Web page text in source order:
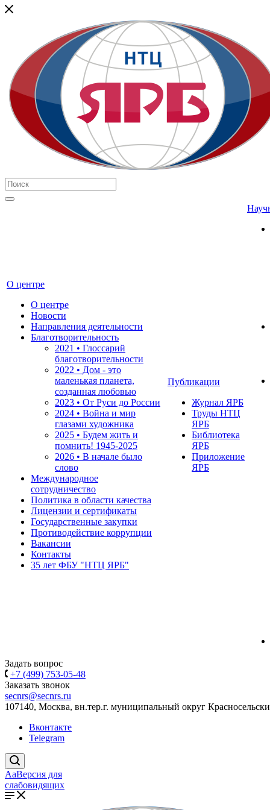
О центре
О центре
Новости
Направления деятельности
Благотворительность
2021 • Глоссарий
благотворительности
2022 • Дом - это
маленькая планета,
созданная любовью
2023 • От Руси до России
2024 • Война и мир
глазами художника
2025 • Будем жить и
помнить! 1945-2025
2026 • В начале было
слово
Международное
сотрудничество
Политика в области качества
Лицензии и сертификаты
Государственные закупки
Противодействие коррупции
Вакансии
Контакты
35 лет ФБУ "НТЦ ЯРБ"
Публикации
Журнал ЯРБ
Труды НТЦ
ЯРБ
Библиотека
ЯРБ
Приложение
ЯРБ
Задать вопрос
+7 (499) 753-05-48
Заказать звонок
secnrs@secnrs.ru
107140, Москва, вн.тер.г. муниципальный округ
Вконтакте
Telegram
AaВерсия для
слабовидящих